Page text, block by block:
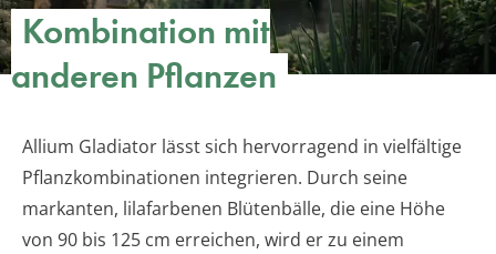
Kombination mit
anderen Pflanzen
Allium Gladiator lässt sich hervorragend in vielfältige
Pflanzkombinationen integrieren. Durch seine
markanten, lilafarbenen Blütenbälle, die eine Höhe
von 90 bis 125 cm erreichen, wird er zu einem